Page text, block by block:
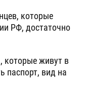
которые
РФ, достаточно
которые живут в
паспорт, вид на